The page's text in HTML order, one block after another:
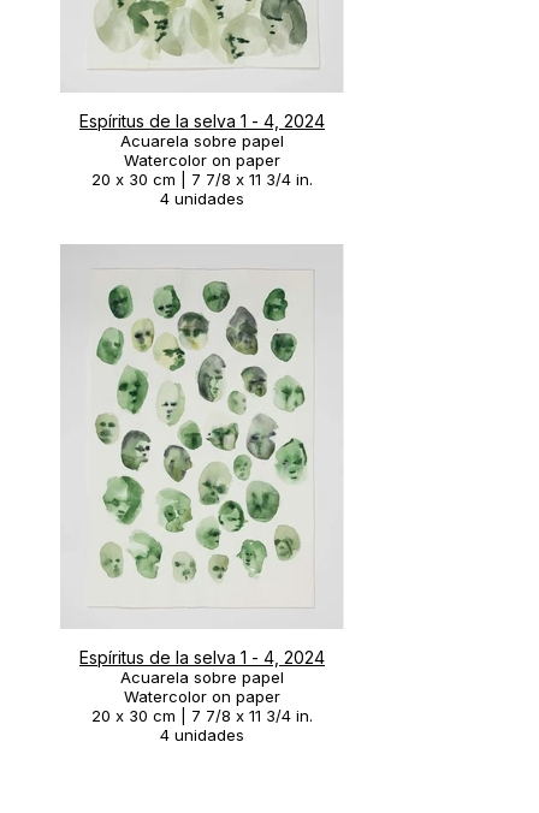
Espíritus de la selva 1 - 4, 2024
Acuarela sobre papel
Watercolor on paper
20 x 30 cm | 7 7/8 x 11 3/4 in.
4 unidades
Espíritus de la selva 1 - 4, 2024
Acuarela sobre papel
Watercolor on paper
20 x 30 cm | 7 7/8 x 11 3/4 in.
4 unidades